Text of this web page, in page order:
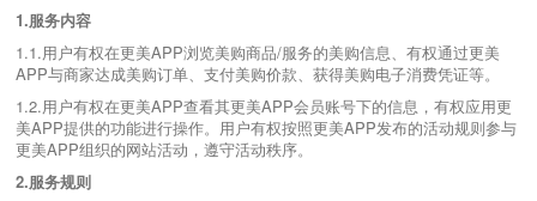
1.服务内容
1.1.用户有权在更美APP浏览美购商品/服务的美购信息、有权通过更美
APP与商家达成美购订单、支付美购价款、获得美购电子消费凭证等。
1.2.用户有权在更美APP查看其更美APP会员账号下的信息，有权应用更
美APP提供的功能进行操作。用户有权按照更美APP发布的活动规则参与
更美APP组织的网站活动，遵守活动秩序。
2.服务规则